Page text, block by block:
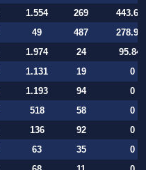
1.554 269
49 487
1.974 24
95.847
1.131 19
0
1.193 94
0
518 58
0
136 92
0
63 35
0